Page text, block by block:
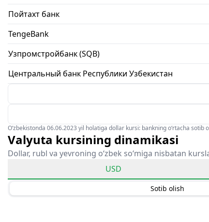
Пойтахт банк
TengeBank
Узпромстройбанк (SQB)
Центральный банк Республики Узбекистан
O‘zbekistonda 06.06.2023 yil holatiga dollar kursi: bankning o‘rtacha sotib
Valyuta kursining dinamikasi
Dollar, rubl va yevroning o‘zbek so‘miga nisbatan
USD
Sotib olish